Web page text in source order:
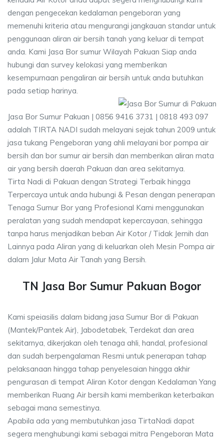
dengan pengecekan kedalaman pengeboran yang
memenuhi kriteria atau mengurangi jangkauan standar untuk
penggunaan aliran air bersih tanah yang keluar di tempat
anda. Kami Jasa Bor sumur Wilayah Pakuan Siap anda
hubungi dan survey kelokasi yang memberikan
kesempurnaan pengaliran air bersih untuk anda butuhkan
pada setiap harinya.
Jasa Bor Sumur Pakuan | 0856 9416 3731 | 0818 493 097
adalah TIRTA NADI sudah melayani sejak tahun 2009 untuk
jasa tukang Pengeboran yang ahli melayani bor pompa air
bersih dan bor sumur air bersih dan memberikan aliran mata
air yang bersih daerah Pakuan dan area sekitarnya.
Tirta Nadi di Pakuan dengan Strategi Terbaik hingga
Terpercaya untuk anda hubungi & Pesan dengan penerapan
Tenaga Sumur Bor yang Profesional Kami menggunakan
peralatan yang sudah mendapat kepercayaan, sehingga
tanpa harus menjadikan beban Air Kotor / Tidak Jernih dan
Lainnya pada Aliran yang di keluarkan oleh Mesin Pompa air
dalam Jalur Mata Air Tanah yang Bersih.
TN Jasa Bor Sumur Pakuan Bogor
Kami speiasilis dalam bidang jasa Sumur Bor di Pakuan
(Mantek/Pantek Air), Jabodetabek, Terdekat dan area
sekitarnya, dikerjakan oleh tenaga ahli, handal, profesional
dan sudah berpengalaman Resmi untuk penerapan tahap
pelaksanaan hingga tahap penyelesaian hingga akhir
pengurasan di tempat Aliran Kotor dengan Kedalaman Yang
memberikan Ruang Air bersih kami memberikan keterbaikan
sebagai mana semestinya.
Apabila ada yang membutuhkan jasa TirtaNadi dapat
segera menghubungi kami sebagai mitra Pengeboran Mata